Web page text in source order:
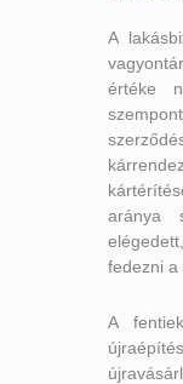
A
értéke
aránya
fedezni a
A